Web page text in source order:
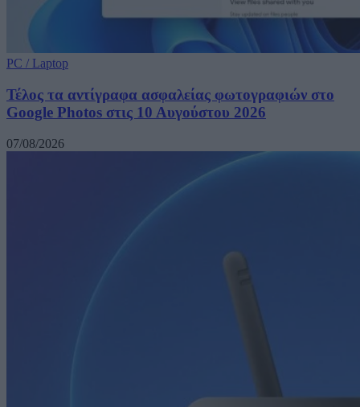
PC / Laptop
Τέλος τα αντίγραφα ασφαλείας φωτογραφιών στο
Google Photos στις 10 Αυγούστου 2026
07/08/2026